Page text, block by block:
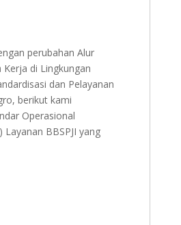
perubahan Alur
di Lingkungan
dan Pelayanan
berikut kami
Operasional
Layanan BBSPJI yang